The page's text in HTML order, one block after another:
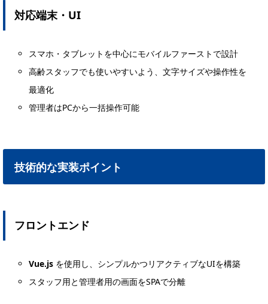
対応端末・UI
スマホ・タブレットを中心にモバイルファーストで設計
高齢スタッフでも使いやすいよう、文字サイズや操作性を
最適化
管理者はPCから一括操作可能
技術的な実装ポイント
フロントエンド
Vue.js を使用し、シンプルかつリアクティブなUIを構築
スタッフ用と管理者用の画面をSPAで分離